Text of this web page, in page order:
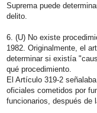
Suprema puede
delito.
6. (U) No existe
1982. Originalmente, el
determinar si existía
qué procedimiento.
El Artículo 319-2
oficiales cometidos por
funcionarios, después de